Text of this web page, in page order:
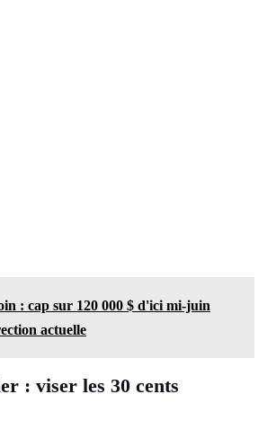
: cap sur 120 000 $ d'ici mi-juin
actuelle
: viser les 30 cents